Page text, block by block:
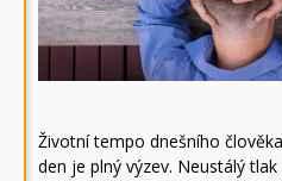
Životní tempo dnešního
den je plný výzev. Neustálý